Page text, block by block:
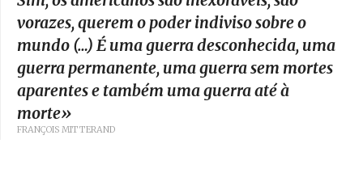
vorazes, querem o poder indiviso sobre o
mundo (…) É uma guerra desconhecida, uma
guerra permanente, uma guerra sem mortes
aparentes e também uma guerra até à
morte»
FRANÇOIS MITTERAND